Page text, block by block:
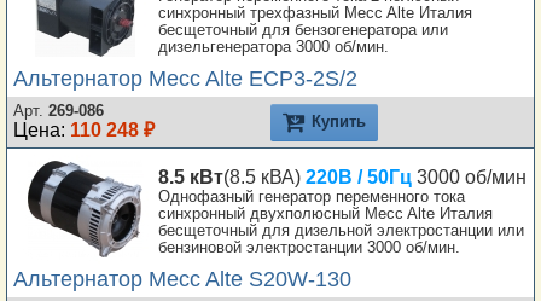
синхронный трехфазный Mecc Alte Италия
бесщеточный для бензогенератора или
дизельгенератора 3000 об/мин.
Альтернатор Mecc Alte ECP3-2S/2
Арт. 269-086
Цена: 110 248 ₽ Купить
8.5 кВт(8.5 кВА) 220В / 50Гц 3000 об/мин
Однофазный генератор переменного тока
синхронный двухполюсный Mecc Alte Италия
бесщеточный для дизельной электростанции или
бензиновой электростанции 3000 об/мин.
Альтернатор Mecc Alte S20W-130